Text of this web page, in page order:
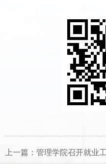
上一篇： 管理学院召开就业